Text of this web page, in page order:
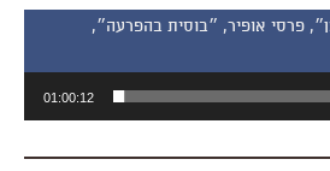
״ספיידרמן״, פרסי אופיר, ״בוסית בהפרעה״,
01:00:12